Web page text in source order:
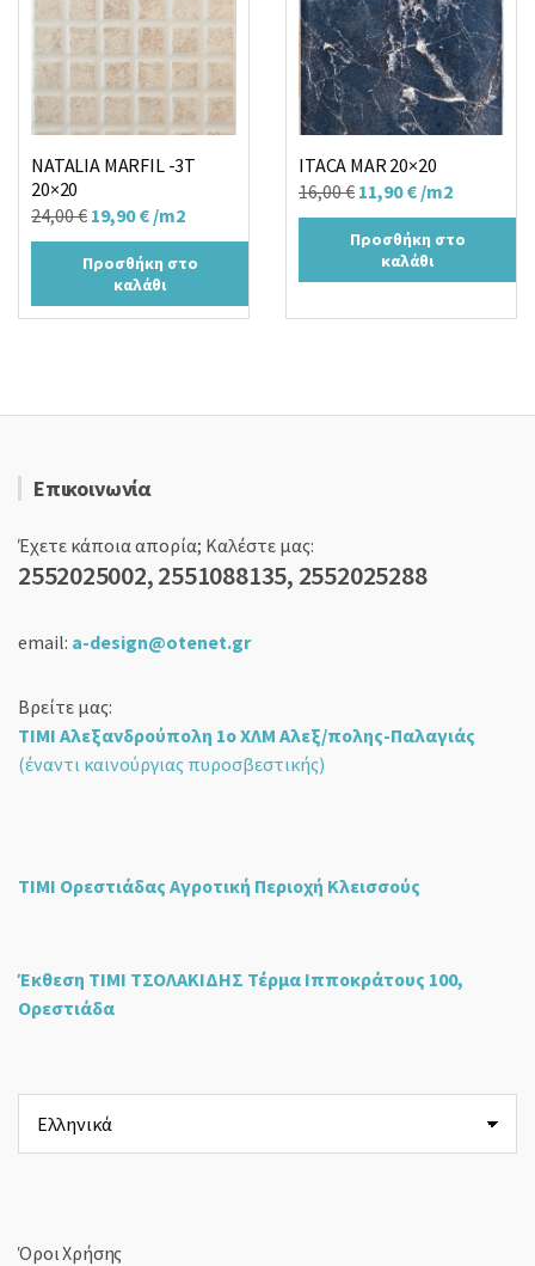
NATALIA MARFIL -3T
20×20
24,00€ Original
price
was:
19,90€Η
τρέχουσα
τιμή
/m2
Προσθήκη στο
καλάθι
ITACA MAR 20×20
16,00€ Original
price
was:
11,90€Η
τρέχουσα
τιμή
/m2
Προσθήκη στο
καλάθι
Επικοινωνία
Έχετε κάποια απορία; Καλέστε μας:
2552025002, 2551088135, 2552025288
email: a-design@otenet.gr
Βρείτε μας:
ΤΙΜΙ Αλεξανδρούπολη 1ο ΧΛΜ Αλεξ/πολης-Παλαγιάς
(έναντι καινούργιας πυροσβεστικής)
ΤΙΜΙ Ορεστιάδας Αγροτική Περιοχή Κλεισσούς
Έκθεση ΤΙΜΙ ΤΣΟΛΑΚΙΔΗΣ Τέρμα Ιπποκράτους 100,
Ορεστιάδα
μια
γλώσσα
Όροι Χρήσης